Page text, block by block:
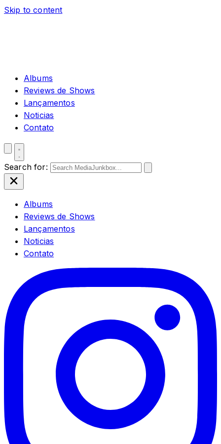
Skip to content
Albums
Reviews de Shows
Lançamentos
Noticias
Contato
Search for:
Albums
Reviews de Shows
Lançamentos
Noticias
Contato